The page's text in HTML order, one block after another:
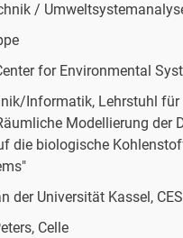
/
for Environmental
Informatik, Lehrstuhl
Modellierung der
die biologische
der Universität Kassel,
Celle